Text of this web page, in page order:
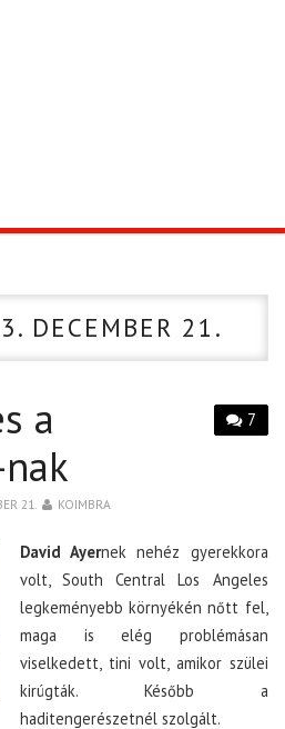
DECEMBER 21.
7
a
21. KOIMBRA
David Ayernek nehéz gyerekkora
volt, South Central Los Angeles
legkeményebb környékén nőtt fel,
maga is elég problémásan
viselkedett, tini volt, amikor szülei
kirúgták. Később a
haditengerészetnél szolgált.